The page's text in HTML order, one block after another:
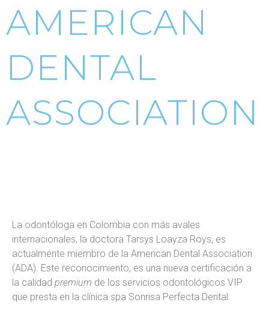
AMERICAN
DENTAL
ASSOCIATION
La odontóloga en Colombia con más avales
internacionales, la doctora Tarsys Loayza Roys, es
actualmente miembro de la American Dental Association
(ADA). Este reconocimiento, es una nueva certificación a
la calidad premium de los servicios odontológicos VIP
que presta en la clínica spa Sonrisa Perfecta Dental.